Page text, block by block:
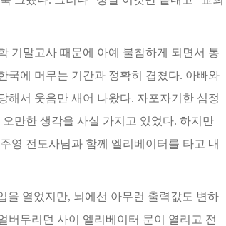
기말고사 때문에 아예 불참하게 되면서 통
국에 머무는 기간과 정확히 겹쳤다. 아빠와
해서 웃음만 새어 나왔다. 자포자기한 심정
만한 생각을 사실 가지고 있었다. 하지만
영 전도사님과 함께 엘리베이터를 타고 내
을 열었지 만, 뇌에선 아무런 출력값도 변하
버무리던 사이 엘리베이터 문이 열리고 전